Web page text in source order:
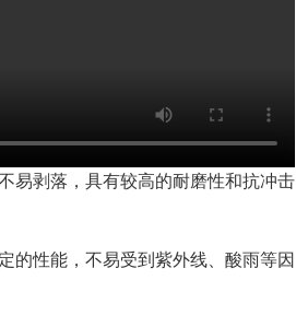
易剥落，具有较高的耐磨性和抗冲击
的性能，不易受到紫外线、酸雨等因